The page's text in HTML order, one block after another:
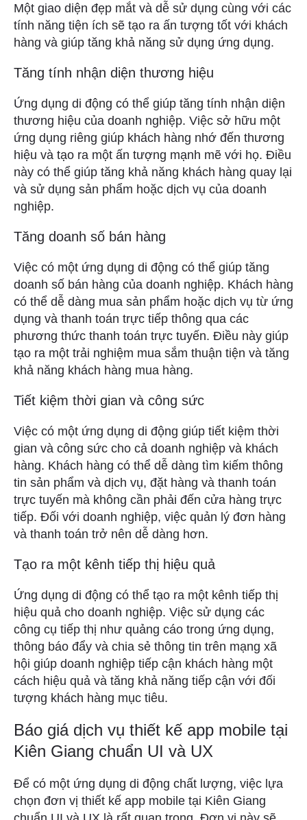
Một giao diện đẹp mắt và dễ sử dụng cùng với các
tính năng tiện ích sẽ tạo ra ấn tượng tốt với khách
hàng và giúp tăng khả năng sử dụng ứng dụng.
Tăng tính nhận diện thương hiệu
Ứng dụng di động có thể giúp tăng tính nhận diện
thương hiệu của doanh nghiệp. Việc sở hữu một
ứng dụng riêng giúp khách hàng nhớ đến thương
hiệu và tạo ra một ấn tượng mạnh mẽ với họ. Điều
này có thể giúp tăng khả năng khách hàng quay lại
và sử dụng sản phẩm hoặc dịch vụ của doanh
nghiệp.
Tăng doanh số bán hàng
Việc có một ứng dụng di động có thể giúp tăng
doanh số bán hàng của doanh nghiệp. Khách hàng
có thể dễ dàng mua sản phẩm hoặc dịch vụ từ ứng
dụng và thanh toán trực tiếp thông qua các
phương thức thanh toán trực tuyến. Điều này giúp
tạo ra một trải nghiệm mua sắm thuận tiện và tăng
khả năng khách hàng mua hàng.
Tiết kiệm thời gian và công sức
Việc có một ứng dụng di động giúp tiết kiệm thời
gian và công sức cho cả doanh nghiệp và khách
hàng. Khách hàng có thể dễ dàng tìm kiếm thông
tin sản phẩm và dịch vụ, đặt hàng và thanh toán
trực tuyến mà không cần phải đến cửa hàng trực
tiếp. Đối với doanh nghiệp, việc quản lý đơn hàng
và thanh toán trở nên dễ dàng hơn.
Tạo ra một kênh tiếp thị hiệu quả
Ứng dụng di động có thể tạo ra một kênh tiếp thị
hiệu quả cho doanh nghiệp. Việc sử dụng các
công cụ tiếp thị như quảng cáo trong ứng dụng,
thông báo đẩy và chia sẻ thông tin trên mạng xã
hội giúp doanh nghiệp tiếp cận khách hàng một
cách hiệu quả và tăng khả năng tiếp cận với đối
tượng khách hàng mục tiêu.
Báo giá dịch vụ thiết kế app mobile tại
Kiên Giang chuẩn UI và UX
Để có một ứng dụng di động chất lượng, việc lựa
chọn đơn vị thiết kế app mobile tại Kiên Giang